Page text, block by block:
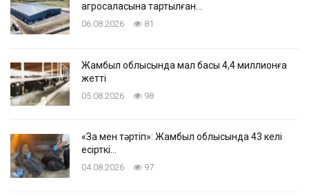
агросаласына тартылған…
06.08.2026 81
Жамбыл облысында мал басы 4,4 миллионға
жетті
05.08.2026 98
«Заң мен тәртіп»: Жамбыл облысында 43 келі
есірткі…
04.08.2026 97